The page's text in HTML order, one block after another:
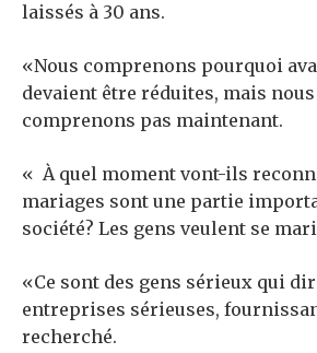
laissés à 30 ans.
«Nous comprenons pourquoi
devaient être réduites, mais
comprenons pas maintenant.
« À quel moment vont-ils
mariages sont une partie
société? Les gens veulent se
«Ce sont des gens sérieux qui
entreprises sérieuses,
recherché.